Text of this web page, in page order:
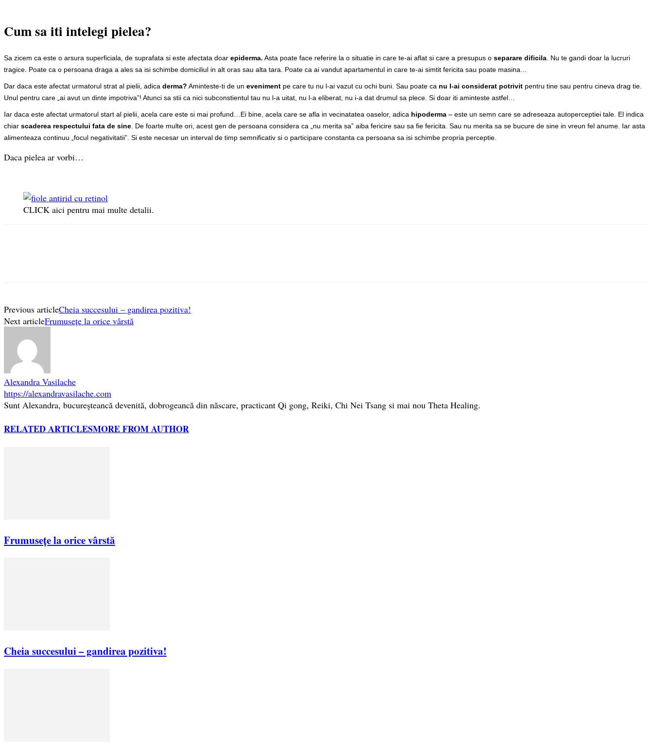
Cum sa iti intelegi pielea?
Sa zicem ca este o arsura superficiala, de suprafata si este afectata doar epiderma. Asta poate face referire la o situatie in care te-ai aflat si care a presupus o separare dificila. Nu te gandi doar la lucruri
tragice. Poate ca o persoana draga a ales sa isi schimbe domiciliul in alt oras sau alta tara. Poate ca ai vandut apartamentul in care te-ai simtit fericita sau poate masina…
Dar daca este afectat urmatorul strat al pielii, adica derma? Aminteste-ti de un eveniment pe care tu nu l-ai vazut cu ochi buni. Sau poate ca nu l-ai considerat potrivit pentru tine sau pentru cineva drag tie.
Unul pentru care „ai avut un dinte impotriva”! Atunci sa stii ca nici subconstientul tau nu l-a uitat, nu l-a eliberat, nu i-a dat drumul sa plece. Si doar iti aminteste astfel…
Iar daca este afectat urmatorul start al pielii, acela care este si mai profund…Ei bine, acela care se afla in vecinatatea oaselor, adica hipoderma – este un semn care se adreseaza autoperceptiei tale. El indica
chiar scaderea respectului fata de sine. De foarte multe ori, acest gen de persoana considera ca „nu merita sa” aiba fericire sau sa fie fericita. Sau nu merita sa se bucure de sine in vreun fel anume. Iar asta
alimenteaza continuu „focul negativitatii”. Si este necesar un interval de timp semnificativ si o participare constanta ca persoana sa isi schimbe propria perceptie.
Daca pielea ar vorbi…
CLICK aici pentru mai multe detalii.
Previous articleCheia succesului – gandirea pozitiva!
Next articleFrumusețe la orice vârstă
Alexandra Vasilache
https://alexandravasilache.com
Sunt Alexandra, bucureşteancă devenită, dobrogeancă din născare, practicant Qi gong, Reiki, Chi Nei Tsang si mai nou Theta Healing.
RELATED ARTICLESMORE FROM AUTHOR
Frumusețe la orice vârstă
Cheia succesului – gandirea pozitiva!